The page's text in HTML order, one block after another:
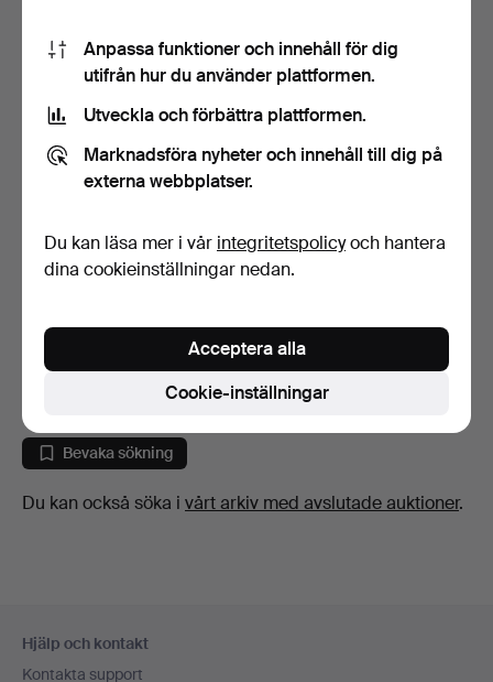
Värdering
5 dagar
Värdering
159 USD
Bevaka sökning
Du kan också söka i vårt arkiv med avslutade auktioner.
Hjälp och kontakt
Kontakta support
Anpassa funktioner och innehåll för dig
utifrån hur du använder plattformen.
Utveckla och förbättra plattformen.
Marknadsföra nyheter och innehåll till dig på
externa webbplatser.
Du kan läsa mer i vår integritetspolicyoch hantera
dina cookieinställningar nedan.
Cookie-inställningar
Acceptera alla